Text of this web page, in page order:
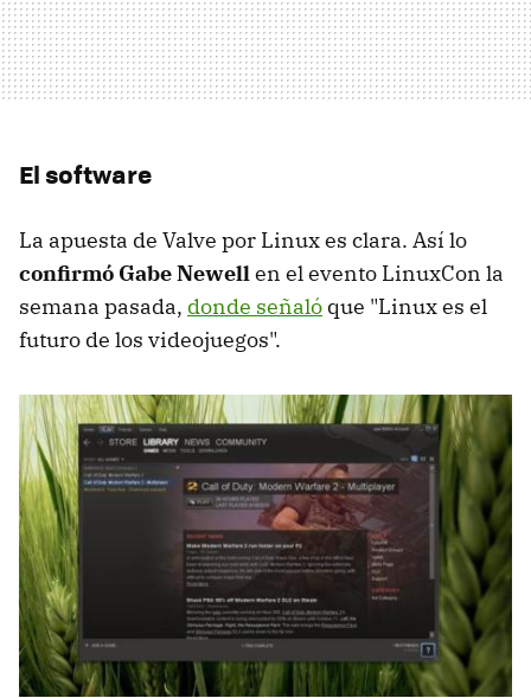
El software
La apuesta de Valve por Linux es clara. Así lo
confirmó Gabe Newellen el evento LinuxCon la
semana pasada, donde señaló que "Linux es el
futuro de los videojuegos".